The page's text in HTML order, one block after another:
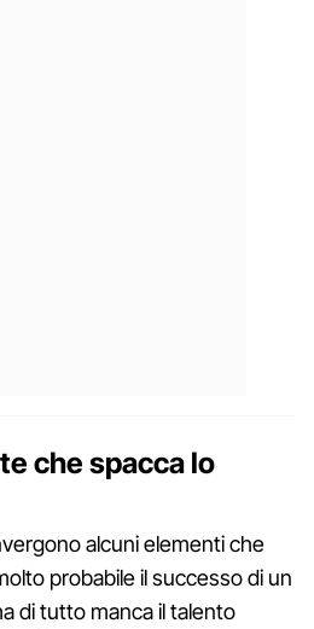
che spacca lo
alcuni elementi che
probabile il successo di un
di tutto manca il talento